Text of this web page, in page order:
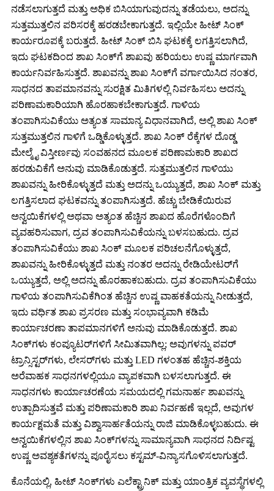
ನಡೆಸಲಾಗುತ್ತದೆ ಮತ್ತು ಅಧಿಕ ಬಿಸಿಯಾಗುವುದನ್ನು ತಡೆಯಲು, ಅದನ್ನು
ಸುತ್ತಮುತ್ತಲಿನ ಪರಿಸರಕ್ಕೆ ಹರಡಬೇಕಾಗುತ್ತದೆ. ಇಲ್ಲಿಯೇ ಹೀಟ್ ಸಿಂಕ್
ಕಾರ್ಯರೂಪಕ್ಕೆ ಬರುತ್ತದೆ. ಹೀಟ್ ಸಿಂಕ್ ಬಿಸಿ ಘಟಕಕ್ಕೆ ಲಗತ್ತಿಸಲಾಗಿದೆ,
ಇದು ಘಟಕದಿಂದ ಶಾಖ ಸಿಂಕ್‌ಗೆ ಶಾಖವು ಹರಿಯಲು ಉಷ್ಣ ಮಾರ್ಗವಾಗಿ
ಕಾರ್ಯನಿರ್ವಹಿಸುತ್ತದೆ. ಶಾಖವನ್ನು ಶಾಖ ಸಿಂಕ್‌ಗೆ ವರ್ಗಾಯಿಸಿದ ನಂತರ,
ಸಾಧನದ ತಾಪಮಾನವನ್ನು ಸುರಕ್ಷಿತ ಮಿತಿಗಳಲ್ಲಿ ನಿರ್ವಹಿಸಲು ಅದನ್ನು
ಪರಿಣಾಮಕಾರಿಯಾಗಿ ಹೊರಹಾಕಬೇಕಾಗುತ್ತದೆ. ಗಾಳಿಯ
ತಂಪಾಗಿಸುವಿಕೆಯು ಅತ್ಯಂತ ಸಾಮಾನ್ಯ ವಿಧಾನವಾಗಿದೆ, ಅಲ್ಲಿ ಶಾಖ ಸಿಂಕ್
ಸುತ್ತಮುತ್ತಲಿನ ಗಾಳಿಗೆ ಒಡ್ಡಿಕೊಳ್ಳುತ್ತದೆ. ಶಾಖ ಸಿಂಕ್ ರೆಕ್ಕೆಗಳ ದೊಡ್ಡ
ಮೇಲ್ಮೈ ವಿಸ್ತೀರ್ಣವು ಸಂವಹನದ ಮೂಲಕ ಪರಿಣಾಮಕಾರಿ ಶಾಖದ
ಹರಡುವಿಕೆಗೆ ಅನುವು ಮಾಡಿಕೊಡುತ್ತದೆ. ಸುತ್ತಮುತ್ತಲಿನ ಗಾಳಿಯು
ಶಾಖವನ್ನು ಹೀರಿಕೊಳ್ಳುತ್ತದೆ ಮತ್ತು ಅದನ್ನು ಒಯ್ಯುತ್ತದೆ, ಶಾಖ ಸಿಂಕ್ ಮತ್ತು
ಲಗತ್ತಿಸಲಾದ ಘಟಕವನ್ನು ತಂಪಾಗಿಸುತ್ತದೆ. ಹೆಚ್ಚು ಬೇಡಿಕೆಯಿರುವ
ಅನ್ವಯಿಕೆಗಳಲ್ಲಿ ಅಥವಾ ಅತ್ಯಂತ ಹೆಚ್ಚಿನ ಶಾಖದ ಹೊರೆಗಳೊಂದಿಗೆ
ವ್ಯವಹರಿಸುವಾಗ, ದ್ರವ ತಂಪಾಗಿಸುವಿಕೆಯನ್ನು ಬಳಸಬಹುದು. ದ್ರವ
ತಂಪಾಗಿಸುವಿಕೆಯು ಶಾಖ ಸಿಂಕ್ ಮೂಲಕ ಪರಿಚಲನೆಗೊಳ್ಳುತ್ತದೆ,
ಶಾಖವನ್ನು ಹೀರಿಕೊಳ್ಳುತ್ತದೆ ಮತ್ತು ನಂತರ ಅದನ್ನು ರೇಡಿಯೇಟರ್‌ಗೆ
ಒಯ್ಯುತ್ತದೆ, ಅಲ್ಲಿ ಅದನ್ನು ಹೊರಹಾಕಬಹುದು. ದ್ರವ ತಂಪಾಗಿಸುವಿಕೆಯು
ಗಾಳಿಯ ತಂಪಾಗಿಸುವಿಕೆಗಿಂತ ಹೆಚ್ಚಿನ ಉಷ್ಣ ವಾಹಕತೆಯನ್ನು ನೀಡುತ್ತದೆ,
ಇದು ವರ್ಧಿತ ಶಾಖ ಪ್ರಸರಣ ಮತ್ತು ಸಂಭಾವ್ಯವಾಗಿ ಕಡಿಮೆ
ಕಾರ್ಯಾಚರಣಾ ತಾಪಮಾನಗಳಿಗೆ ಅನುವು ಮಾಡಿಕೊಡುತ್ತದೆ. ಶಾಖ
ಸಿಂಕ್‌ಗಳು ಕಂಪ್ಯೂಟರ್‌ಗಳಿಗೆ ಸೀಮಿತವಾಗಿಲ್ಲ; ಅವುಗಳನ್ನು ಪವರ್
ಟ್ರಾನ್ಸಿಸ್ಟರ್‌ಗಳು, ಲೇಸರ್‌ಗಳು ಮತ್ತು LED ಗಳಂತಹ ಹೆಚ್ಚಿನ-ಶಕ್ತಿಯ
ಅರೆವಾಹಕ ಸಾಧನಗಳಲ್ಲಿಯೂ ವ್ಯಾಪಕವಾಗಿ ಬಳಸಲಾಗುತ್ತದೆ. ಈ
ಸಾಧನಗಳು ಕಾರ್ಯಾಚರಣೆಯ ಸಮಯದಲ್ಲಿ ಗಮನಾರ್ಹ ಶಾಖವನ್ನು
ಉತ್ಪಾದಿಸುತ್ತವೆ ಮತ್ತು ಪರಿಣಾಮಕಾರಿ ಶಾಖ ನಿರ್ವಹಣೆ ಇಲ್ಲದೆ, ಅವುಗಳ
ಕಾರ್ಯಕ್ಷಮತೆ ಮತ್ತು ವಿಶ್ವಾಸಾರ್ಹತೆಯನ್ನು ರಾಜಿ ಮಾಡಿಕೊಳ್ಳಬಹುದು. ಈ
ಅನ್ವಯಿಕೆಗಳಲ್ಲಿನ ಶಾಖ ಸಿಂಕ್‌ಗಳನ್ನು ಸಾಮಾನ್ಯವಾಗಿ ಸಾಧನದ ನಿರ್ದಿಷ್ಟ
ಉಷ್ಣ ಅವಶ್ಯಕತೆಗಳನ್ನು ಪೂರೈಸಲು ಕಸ್ಟಮ್-ವಿನ್ಯಾಸಗೊಳಿಸಲಾಗುತ್ತದೆ.
ಕೊನೆಯಲ್ಲಿ, ಹೀಟ್ ಸಿಂಕ್‌ಗಳು ಎಲೆಕ್ಟ್ರಾನಿಕ್ ಮತ್ತು ಯಾಂತ್ರಿಕ ವ್ಯವಸ್ಥೆಗಳಲ್ಲಿ